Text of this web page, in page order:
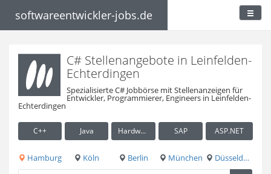
softwareentwickler-jobs.de
C# Stellenangebote in Leinfelden-
Echterdingen
Spezialisierte C# Jobbörse mit Stellenanzeigen für
Entwickler, Programmierer, Engineers in Leinfelden-
Echterdingen
C++ Java Hardware / Embedded SAP ASP.NET
Hamburg Köln Berlin München Düsseldorf